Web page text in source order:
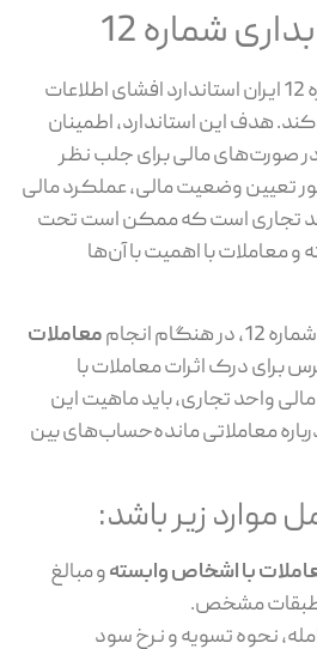
شماره 12
استاندارد حسابداری شماره 12 ایران استاندارد افشای اطلاعات
هدف این استاندارد، اطمینان
در صورت‌های مالی برای جلب نظر
تعیین وضعیت مالی، عملکرد مالی
تجاری است که ممکن است تحت
معاملات با اهمیت با آن‌ها
انجام
معاملات
برای درک اثرات معاملات با
واحد تجاری، باید ماهیت این
درباره معاملاتی مانده‌حساب‌های بین
موارد زیر باشد:
با اشخاص وابستهو مبالغ
طبقات مشخص.
نحوه تسویه و نرخ سود